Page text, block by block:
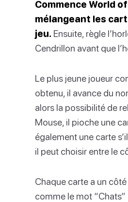
Commence World
mélangeant les
jeu. Ensuite, règle
Cendrillon avant que
Le plus jeune joueur
obtenu, il avance du
alors la possibilité de
Mouse, il pioche une
également une carte
il peut choisir entre le
Chaque carte a un
comme le mot